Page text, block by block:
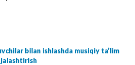
bilan ishlashda musiqiy ta’lim